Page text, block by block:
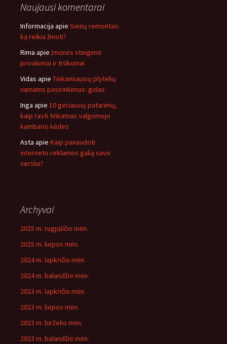
Naujausi komentarai
Informacija apie Sienų remontas:
ką reikia žinoti?
Rima apie Įmonės steigimo
privalumai ir trūkumai
Vidas apie Tinkamiausių plytelių
namams pasirinkimas: gidas
Inga apie 10 geriausių patarimų,
kaip rasti tinkamas valgomojo
kambario kėdes
Asta apie Kaip panaudoti
interneto reklamos galią savo
verslui?
Archyvai
2025 m. rugpjūčio mėn.
2025 m. liepos mėn.
2024 m. lapkričio mėn.
2024 m. balandžio mėn.
2023 m. lapkričio mėn.
2023 m. liepos mėn.
2023 m. birželio mėn.
2023 m. balandžio mėn.